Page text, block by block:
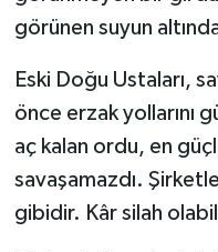
görünen suyun
Eski Doğu Ustaları,
önce erzak yollarını
aç kalan ordu, en
savaşamazdı.
gibidir. Kâr silah